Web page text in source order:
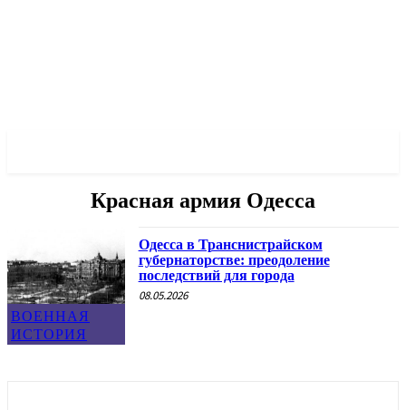
Красная армия Одесса
ВОЕННАЯ
ИСТОРИЯ
Одесса в Транснистрайском
губернаторстве: преодоление
последствий для города
08.05.2026